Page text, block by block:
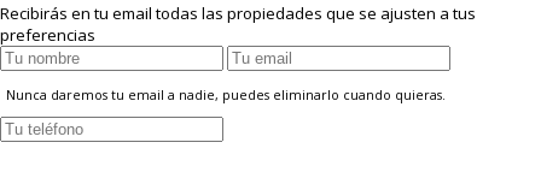
Recibirás en tu email todas las propiedades que se ajusten a tus
preferencias
Nunca daremos tu email a nadie, puedes eliminarlo cuando quieras.